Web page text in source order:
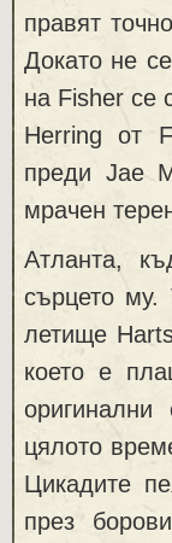
правят
Докато не
на Fisher се
Herring от
преди Jae
мрачен
Атланта,
сърцето му.
летище
което е
цялото
Цикадите
през